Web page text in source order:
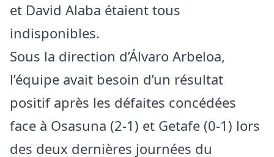
et David Alaba étaient tous
indisponibles.
Sous la direction d’Álvaro Arbeloa,
l’équipe avait besoin d’un résultat
positif après les défaites concédées
face à Osasuna (2-1) et Getafe (0-1) lors
des deux dernières journées du